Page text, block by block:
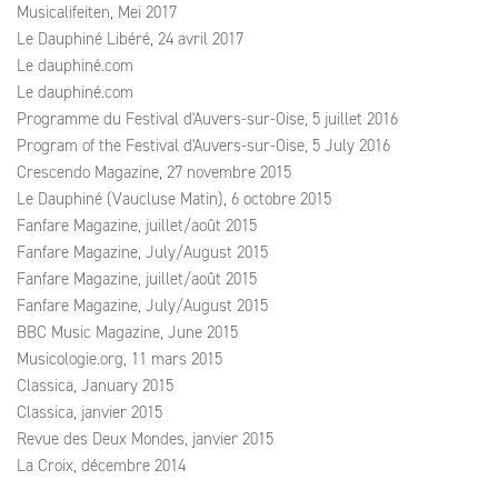
Musicalifeiten, Mei 2017
Le Dauphiné Libéré, 24 avril 2017
Le dauphiné.com
Le dauphiné.com
Programme du Festival d'Auvers-sur-Oise, 5 juillet 2016
Program of the Festival d'Auvers-sur-Oise, 5 July 2016
Crescendo Magazine, 27 novembre 2015
Le Dauphiné (Vaucluse Matin), 6 octobre 2015
Fanfare Magazine, juillet/août 2015
Fanfare Magazine, July/August 2015
Fanfare Magazine, juillet/août 2015
Fanfare Magazine, July/August 2015
BBC Music Magazine, June 2015
Musicologie.org, 11 mars 2015
Classica, January 2015
Classica, janvier 2015
Revue des Deux Mondes, janvier 2015
La Croix, décembre 2014